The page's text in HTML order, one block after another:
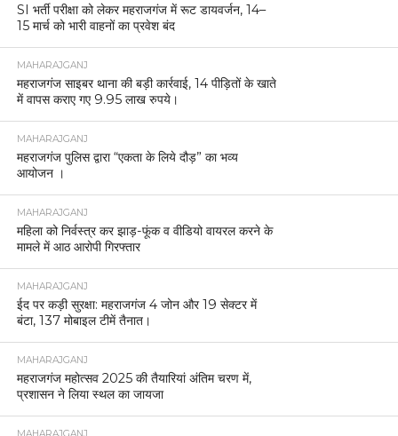
SI भर्ती परीक्षा को लेकर महराजगंज में रूट डायवर्जन, 14–
15 मार्च को भारी वाहनों का प्रवेश बंद
MAHARAJGANJ
महराजगंज साइबर थाना की बड़ी कार्रवाई, 14 पीड़ितों के खाते
में वापस कराए गए 9.95 लाख रुपये।
MAHARAJGANJ
महराजगंज पुलिस द्वारा “एकता के लिये दौड़” का भव्य
आयोजन ।
MAHARAJGANJ
महिला को निर्वस्त्र कर झाड़-फूंक व वीडियो वायरल करने के
मामले में आठ आरोपी गिरफ्तार
MAHARAJGANJ
ईद पर कड़ी सुरक्षा: महराजगंज 4 जोन और 19 सेक्टर में
बंटा, 137 मोबाइल टीमें तैनात।
MAHARAJGANJ
महराजगंज महोत्सव 2025 की तैयारियां अंतिम चरण में,
प्रशासन ने लिया स्थल का जायजा